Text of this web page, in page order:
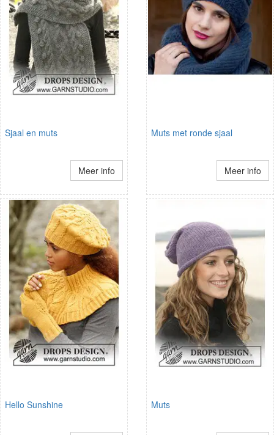
Sjaal en muts
Meer info
Muts met ronde sjaal
Meer info
Hello Sunshine Muts